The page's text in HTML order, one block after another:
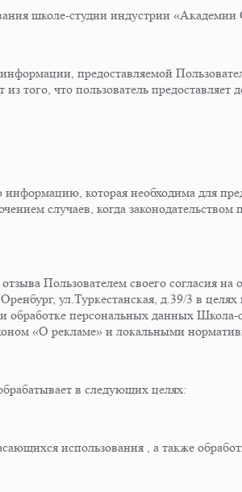
школе-студии индустрии «Академии
предоставляемой
того, что пользователь предоставляет
которая необходима для
случаев, когда законодательством
Пользователем своего согласия на
ул.Туркестанская, д.39/3 в целях
персональных данных
«О рекламе» и локальными
в следующих целях:
использования , а также